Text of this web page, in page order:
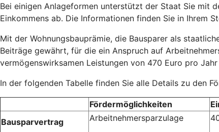
Bei einigen Anlageformen unterstützt der Staat Sie mit
Einkommens ab. Die Informationen finden Sie in Ihrem
Mit der Wohnungsbauprämie, die Bausparer als
Beiträge gewährt, für die ein Anspruch auf
vermögenswirksamen Leistungen von 470 Euro pro
In der folgenden Tabelle finden Sie alle Details zu den
Fördermöglichkeiten
Bausparvertrag
Arbeitnehmersparzulage